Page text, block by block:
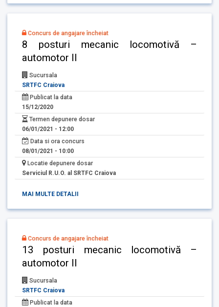
Concurs de angajare încheiat
8 posturi mecanic locomotivă –
automotor II
Sucursala
SRTFC Craiova
Publicat la data
15/12/2020
Termen depunere dosar
06/01/2021 - 12:00
Data si ora concurs
08/01/2021 - 10:00
Locatie depunere dosar
Serviciul R.U.O. al SRTFC Craiova
MAI MULTE DETALII
Concurs de angajare încheiat
13 posturi mecanic locomotivă –
automotor II
Sucursala
SRTFC Craiova
Publicat la data